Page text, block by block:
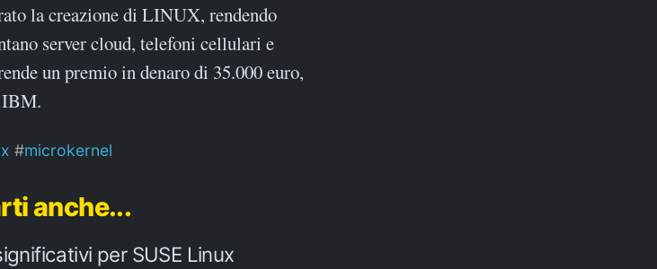
la creazione di LINUX, rendendo
server cloud, telefoni cellulari e
un premio in denaro di 35.000 euro,
IBM.
microkernel
anche...
per SUSE Linux